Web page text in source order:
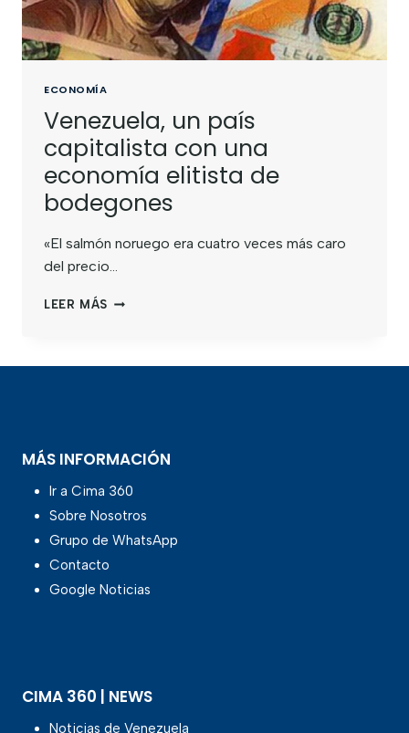
ECONOMÍA
Venezuela, un país
capitalista con una
economía elitista de
bodegones
«El salmón noruego era cuatro veces más caro
del precio…
LEER MÁS
MÁS INFORMACIÓN
Ir a Cima 360
Sobre Nosotros
Grupo de WhatsApp
Contacto
Google Noticias
CIMA 360 | NEWS
Noticias de Venezuela